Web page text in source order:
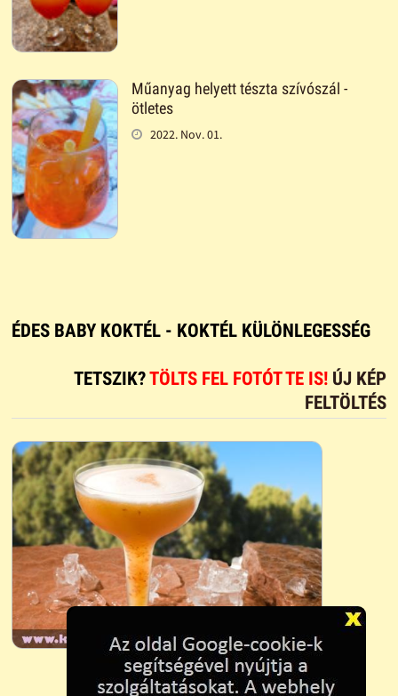
Műanyag helyett tészta szívószál -
ötletes
2022. Nov. 01.
ÉDES BABY KOKTÉL - KOKTÉL KÜLÖNLEGESSÉG
TETSZIK?TÖLTS FEL FOTÓT TE IS! ÚJ KÉP
FELTÖLTÉS